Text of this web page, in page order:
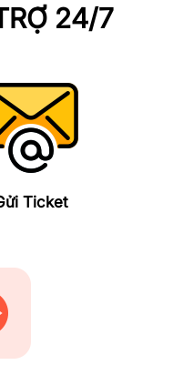
24/7
Ticket